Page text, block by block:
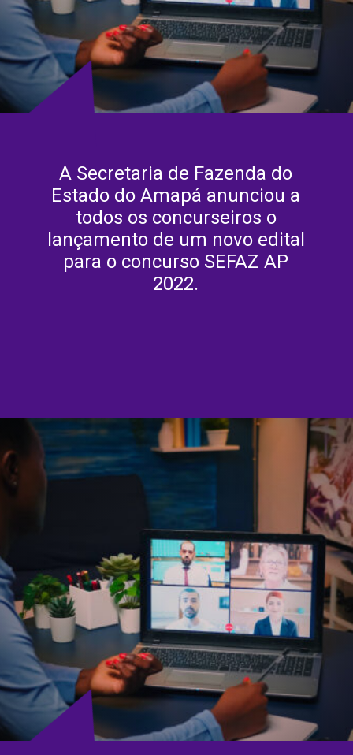
A Secretaria de Fazenda do
Estado do Amapá anunciou a
todos os concurseiros o
lançamento de um novo edital
para o concurso SEFAZ AP
2022.